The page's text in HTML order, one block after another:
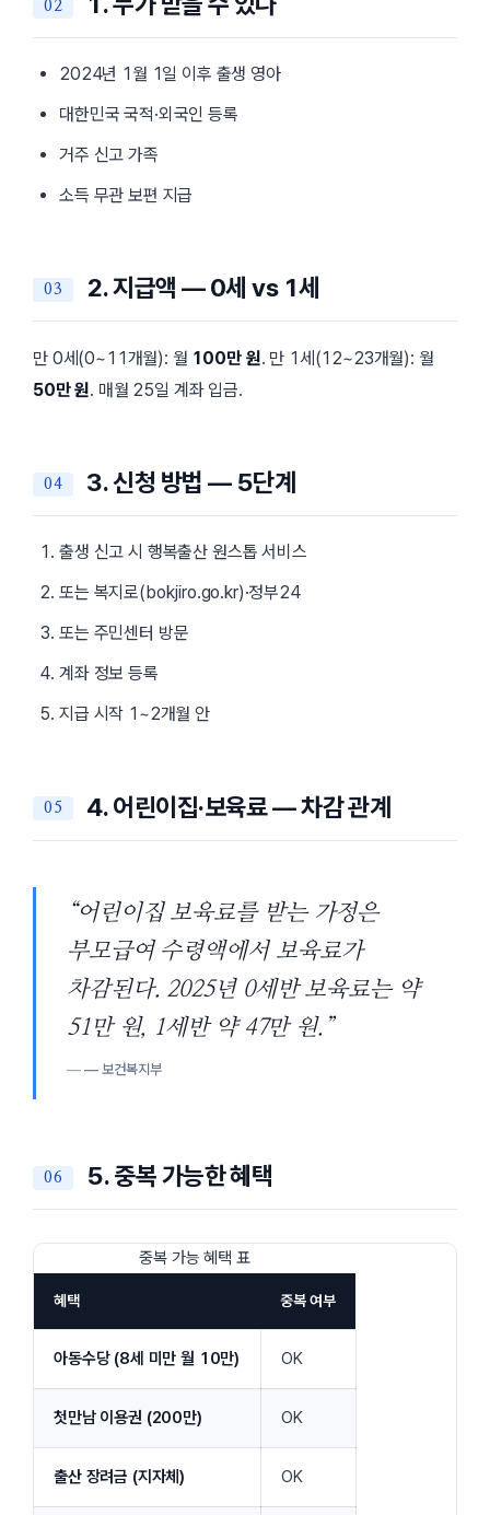
2024년 1월 1일 이후 출생 영아
대한민국 국적·외국인 등록
거주 신고 가족
소득 무관 보편 지급
2. 지급액 — 0세 vs 1세
만 0세(0~11개월): 월 100만 원. 만 1세(12~23개월): 월
50만 원. 매월 25일 계좌 입금.
3. 신청 방법 — 5단계
출생 신고 시 행복출산 원스톱 서비스
또는 복지로(bokjiro.go.kr)·정부24
또는 주민센터 방문
계좌 정보 등록
지급 시작 1~2개월 안
4. 어린이집·보육료 — 차감 관계
“어린이집 보육료를 받는 가정은
부모급여 수령액에서 보육료가
차감된다. 2025년 0세반 보육료는 약
51만 원, 1세반 약 47만 원.”
— 보건복지부
5. 중복 가능한 혜택
중복 가능 혜택 표
혜택 중복 여부
아동수당 (8세 미만 월 10만) OK
첫만남 이용권 (200만) OK
출산 장려금 (지자체) OK